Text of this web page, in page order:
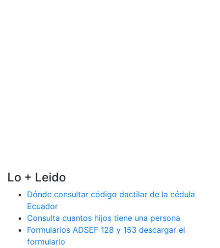
Lo + Leido
Dónde consultar código dactilar de la cédula
Ecuador
Consulta cuantos hijos tiene una persona
Formularios ADSEF 128 y 153 descargar el
formulario